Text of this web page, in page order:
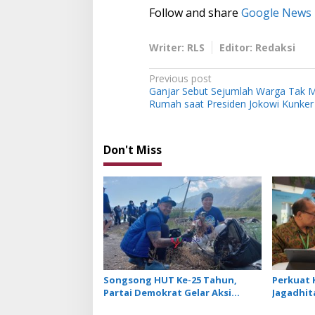
Follow and share Google News
Writer: RLS Editor: Redaksi
P
o
t
n
a
v
i
g
a
t
i
Previous post
Ganjar Sebut Sejumlah Warga Tak
Rumah saat Presiden Jokowi
Don't Miss
Songsong HUT Ke-25 Tahun,
Partai Demokrat Gelar Aksi
Perkuat